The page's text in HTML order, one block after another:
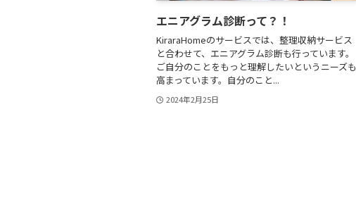
エニアグラム診断って？！
KiraraHomeのサービスでは、整理収納サービス
と合わせて、エニアグラム診断も行っています。
ご自分のことをもっと理解したいというニーズも
高まっています。自分のこと...
2024年2月25日